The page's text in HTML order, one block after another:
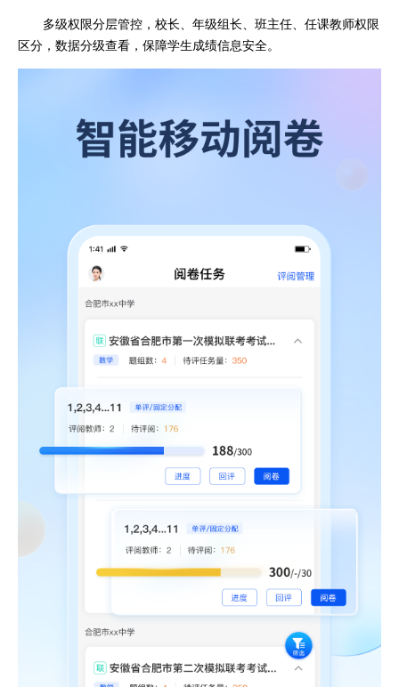
多级权限分层管控，校长、年级组长、班主任、任课教师权限
区分，数据分级查看，保障学生成绩信息安全。